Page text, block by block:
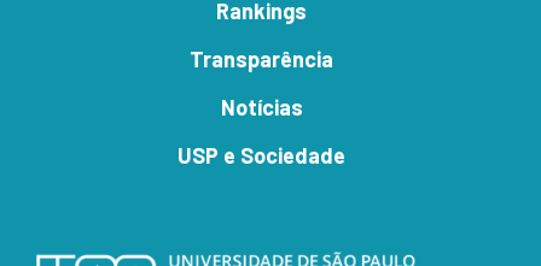
Rankings
Transparência
Notícias
USP e Sociedade